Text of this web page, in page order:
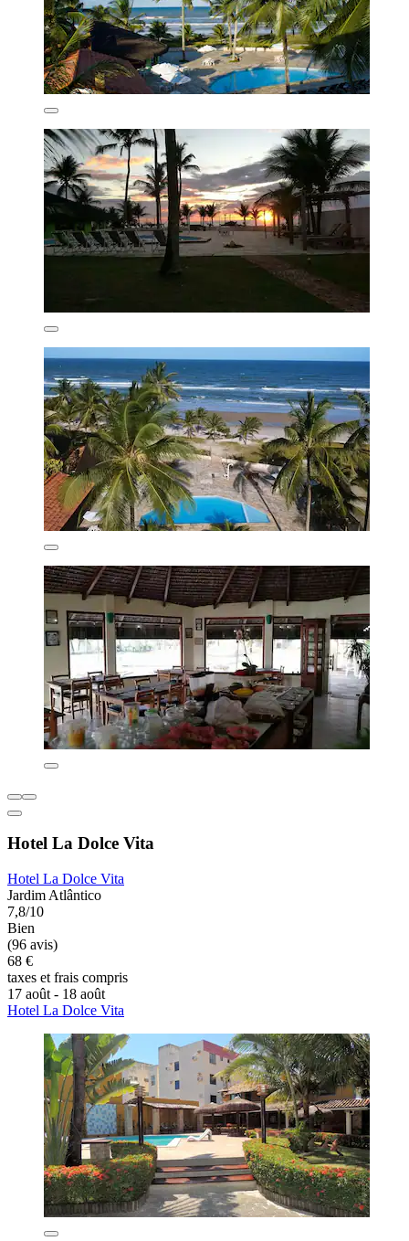
Hotel La Dolce Vita
Hotel La Dolce Vita
Jardim Atlântico
7,8/10
Bien
(96 avis)
68 €
taxes et frais compris
17 août - 18 août
Hotel La Dolce Vita